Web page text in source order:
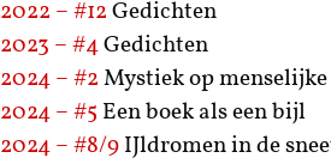
2022 – #12 Gedichten
2023 – #4 Gedichten
2024 – #2 Mystiek op
2024 – #5 Een boek als een bijl
2024 – #8/9 IJldromen in de